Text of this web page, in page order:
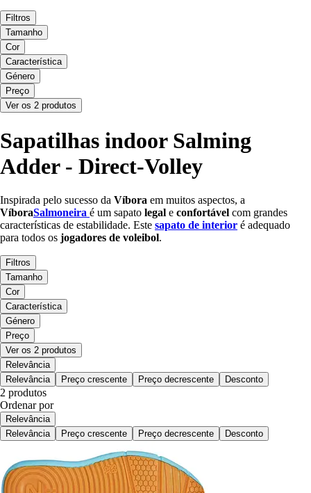
Filtros
Tamanho
Cor
Característica
Género
Preço
Ver os 2 produtos
Sapatilhas indoor Salming
Adder - Direct-Volley
Inspirada pelo sucesso da Víbora em muitos aspectos, a
VíboraSalmoneira é um sapato legal e confortável com grandes
características de estabilidade. Este sapato de interior é adequado
para todos os jogadores de voleibol.
Filtros
Tamanho
Cor
Característica
Género
Preço
Ver os 2 produtos
Relevância
Relevância
Preço crescente Preço decrescente Desconto
2 produtos
Ordenar por
Relevância
Relevância
Preço crescente Preço decrescente Desconto